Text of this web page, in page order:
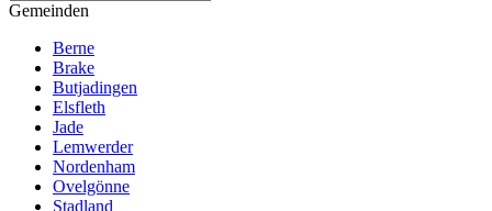
Gemeinden
Berne
Brake
Butjadingen
Elsfleth
Jade
Lemwerder
Nordenham
Ovelgönne
Stadland